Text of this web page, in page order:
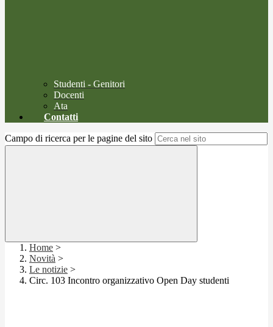
Studenti - Genitori
Docenti
Ata
Contatti
Campo di ricerca per le pagine del sito
Home >
Novità >
Le notizie >
Circ. 103 Incontro organizzativo Open Day studenti